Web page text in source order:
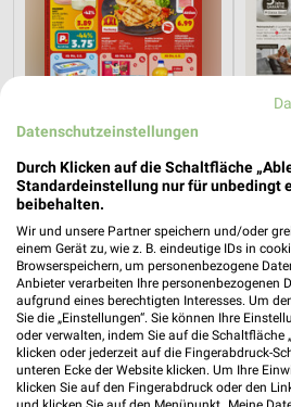
4,6 km
Angebote ab 03.08.
XXXLutz
Datenschutzeinstellungen
Durch Klicken auf die Schaltfläche
Standardeinstellung nur für unbedingt
beibehalten.
Wir und unsere Partner speichern und/oder
einem Gerät zu, wie z. B. eindeutige IDs in
Browserspeichern, um personenbezogene
Anbieter verarbeiten Ihre personenbezogenen
aufgrund eines berechtigten Interesses. Um
Sie die „Einstellungen“. Sie können Ihre
oder verwalten, indem Sie auf die Schaltfläche
klicken oder jederzeit auf die Fingerabdruck-
unteren Ecke der Website klicken. Um Ihre
klicken Sie auf den Fingerabdruck oder den